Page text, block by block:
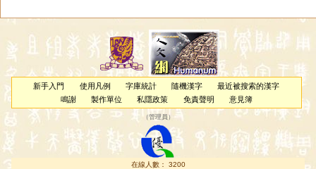
新手入門 使用凡例 字庫統計 隨機漢字
最近被搜索的漢字
鳴謝
製作單位 私隱政策 免責聲明 意見簿
（管理員 ）
在線人數： 3200